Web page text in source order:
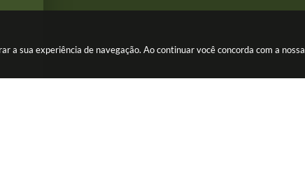
a sua experiência de navegação. Ao continuar você concorda com a nossa